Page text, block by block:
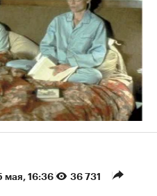
мая, 16:36 36 731